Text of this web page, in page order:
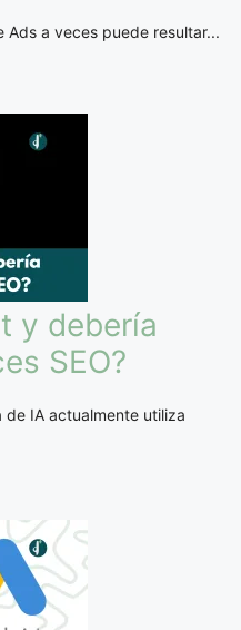
Ads a veces puede resultar...
y debería
SEO?
de IA actualmente utiliza